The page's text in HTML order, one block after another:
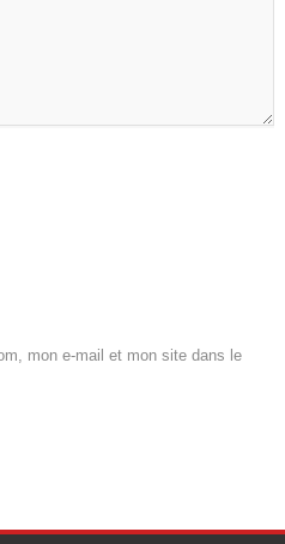
mon e-mail et mon site dans le